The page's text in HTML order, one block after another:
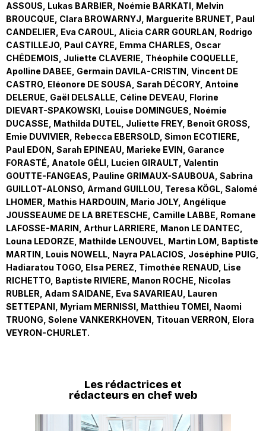
ASSOUS, Lukas BARBIER, Noémie BARKATI, Melvin
BROUCQUE, Clara BROWARNYJ, Marguerite BRUNET, Paul
CANDELIER, Eva CAROUL, Alicia CARR GOURLAN, Rodrigo
CASTILLEJO, Paul CAYRE, Emma CHARLES, Oscar
CHÉDEMOIS, Juliette CLAVERIE, Théophile COQUELLE,
Apolline DABEE, Germain DAVILA-CRISTIN, Vincent DE
CASTRO, Eléonore DE SOUSA, Sarah DÉCORY, Antoine
DELERUE, Gaël DELSALLE, Céline DEVEAU, Florine
DIEVART-SPAKOWSKI, Louise DOMINGUES, Noémie
DUCASSE, Mathilda DUTEL, Juliette FREY, Benoît GROSS,
Emie DUVIVIER, Rebecca EBERSOLD, Simon ECOTIERE,
Paul EDON, Sarah EPINEAU, Marieke EVIN, Garance
FORASTÉ, Anatole GÉLI, Lucien GIRAULT, Valentin
GOUTTE-FANGEAS, Pauline GRIMAUX-SAUBOUA, Sabrina
GUILLOT-ALONSO, Armand GUILLOU, Teresa KÖGL, Salomé
LHOMER, Mathis HARDOUIN, Mario JOLY, Angélique
JOUSSEAUME DE LA BRETESCHE, Camille LABBE, Romane
LAFOSSE-MARIN, Arthur LARRIERE, Manon LE DANTEC,
Louna LEDORZE, Mathilde LENOUVEL, Martin LOM, Baptiste
MARTIN, Louis NOWELL, Nayra PALACIOS, Joséphine PUIG,
Hadiaratou TOGO, Elsa PEREZ, Timothée RENAUD, Lise
RICHETTO, Baptiste RIVIERE, Manon ROCHE, Nicolas
RUBLER, Adam SAIDANE, Eva SAVARIEAU, Lauren
SETTEPANI, Myriam MERNISSI, Matthieu TOMEI, Naomi
TRUONG, Solene VANKERKHOVEN, Titouan VERRON, Elora
VEYRON-CHURLET.
Les rédactrices et
rédacteurs en chef web